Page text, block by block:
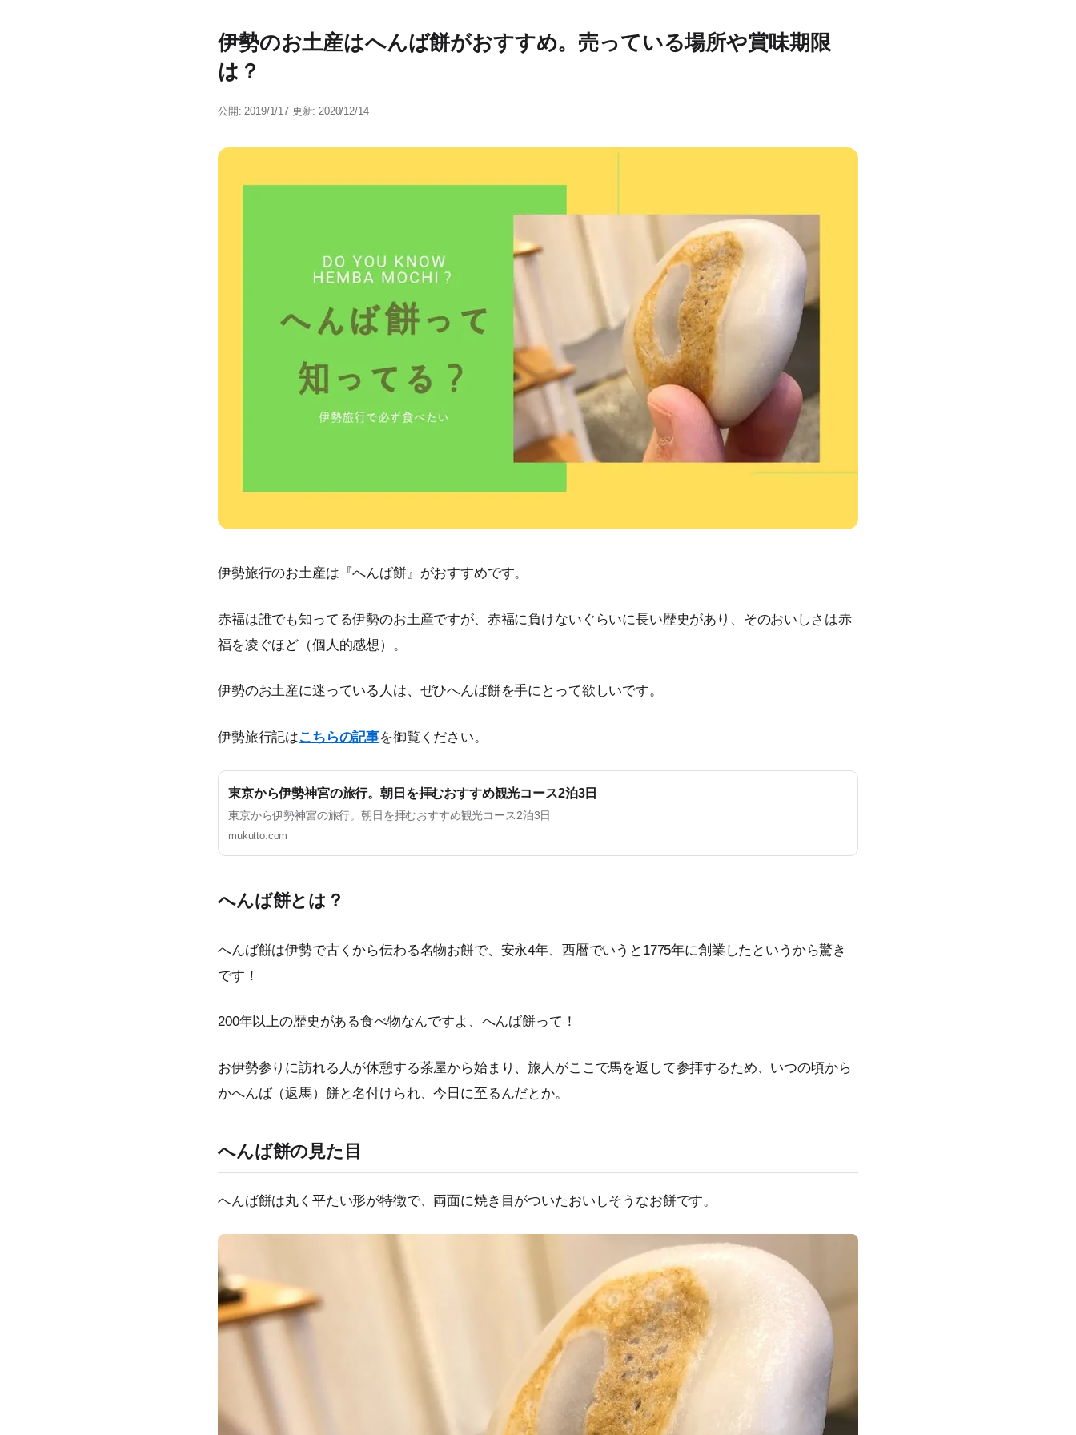
伊勢のお土産はへんば餅がおすすめ。売っている場所や賞味期限
は？
公開: 2019/1/17 更新: 2020/12/14
伊勢旅行のお土産は『へんば餅』がおすすめです。
赤福は誰でも知ってる伊勢のお土産ですが、赤福に負けないぐらいに長い歴史があり、そのおいしさは赤
福を凌ぐほど（個人的感想）。
伊勢のお土産に迷っている人は、ぜひへんば餅を手にとって欲しいです。
伊勢旅行記はこちらの記事を御覧ください。
東京から伊勢神宮の旅行。朝日を拝むおすすめ観光コース2泊3日
東京から伊勢神宮の旅行。朝日を拝むおすすめ観光コース2泊3日
mukutto.com
へんば餅とは？
へんば餅は伊勢で古くから伝わる名物お餅で、安永4年、西暦でいうと1775年に創業したというから驚き
です！
200年以上の歴史がある食べ物なんですよ、へんば餅って！
お伊勢参りに訪れる人が休憩する茶屋から始まり、旅人がここで馬を返して参拝するため、いつの頃から
かへんば（返馬）餅と名付けられ、今日に至るんだとか。
へんば餅の見た目
へんば餅は丸く平たい形が特徴で、両面に焼き目がついたおいしそうなお餅です。